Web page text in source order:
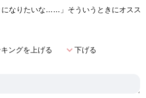
になりたいな……」そういうときにオスス
ングを上げる expand_more下げる